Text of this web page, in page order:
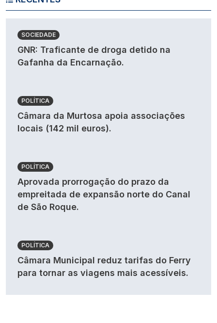
SOCIEDADE
GNR: Traficante de droga detido na
Gafanha da Encarnação.
POLÍTICA
Câmara da Murtosa apoia associações
locais (142 mil euros).
POLÍTICA
Aprovada prorrogação do prazo da
empreitada de expansão norte do Canal
de São Roque.
POLÍTICA
Câmara Municipal reduz tarifas do Ferry
para tornar as viagens mais acessíveis.